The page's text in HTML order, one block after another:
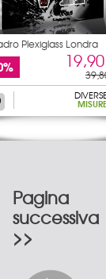
Plexiglass Londra
Pagina
successiva
>>